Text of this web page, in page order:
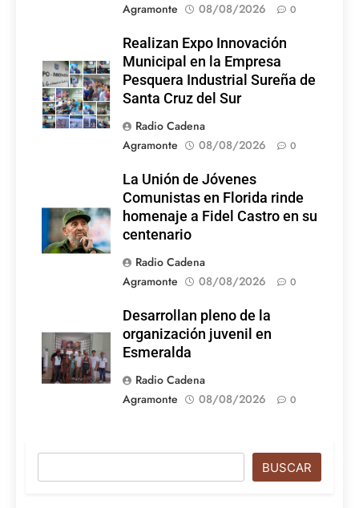
Agramonte
08/08/2026 0
Realizan Expo Innovación
Municipal en la Empresa
Pesquera Industrial Sureña de
Santa Cruz del Sur
Radio Cadena
Agramonte
08/08/2026 0
La Unión de Jóvenes
Comunistas en Florida rinde
homenaje a Fidel Castro en su
centenario
Radio Cadena
Agramonte
08/08/2026 0
Desarrollan pleno de la
organización juvenil en
Esmeralda
Radio Cadena
Agramonte
08/08/2026 0
BUSCAR